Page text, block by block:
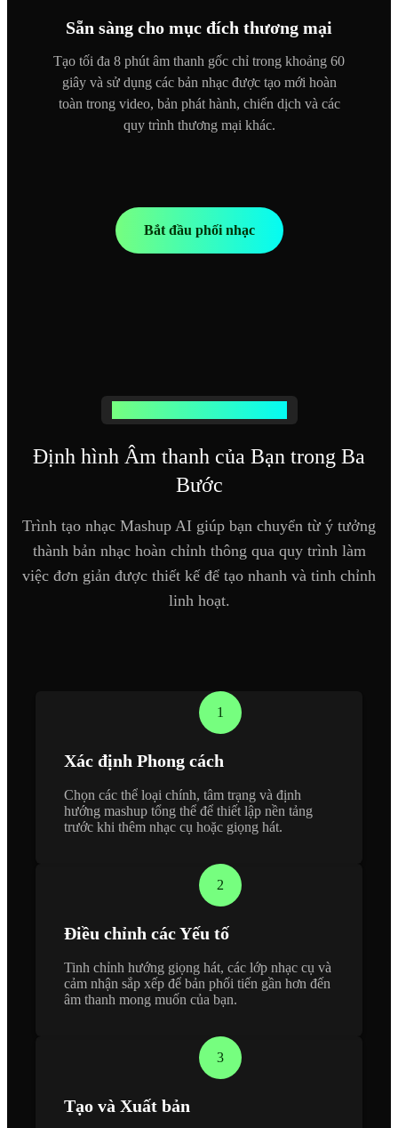
Sẵn sàng cho mục đích thương mại
Tạo tối đa 8 phút âm thanh gốc chỉ trong khoảng 60
giây và sử dụng các bản nhạc được tạo mới hoàn
toàn trong video, bản phát hành, chiến dịch và các
quy trình thương mại khác.
Bắt đầu phối nhạc
Định hình Âm thanh của Bạn trong Ba
Bước
Trình tạo nhạc Mashup AI giúp bạn chuyển từ ý tưởng
thành bản nhạc hoàn chỉnh thông qua quy trình làm
việc đơn giản được thiết kế để tạo nhanh và tinh chỉnh
linh hoạt.
1
Xác định Phong cách
Chọn các thể loại chính, tâm trạng và định
hướng mashup tổng thể để thiết lập nền tảng
trước khi thêm nhạc cụ hoặc giọng hát.
2
Điều chỉnh các Yếu tố
Tinh chỉnh hướng giọng hát, các lớp nhạc cụ và
cảm nhận sắp xếp để bản phối tiến gần hơn đến
âm thanh mong muốn của bạn.
3
Tạo và Xuất bản